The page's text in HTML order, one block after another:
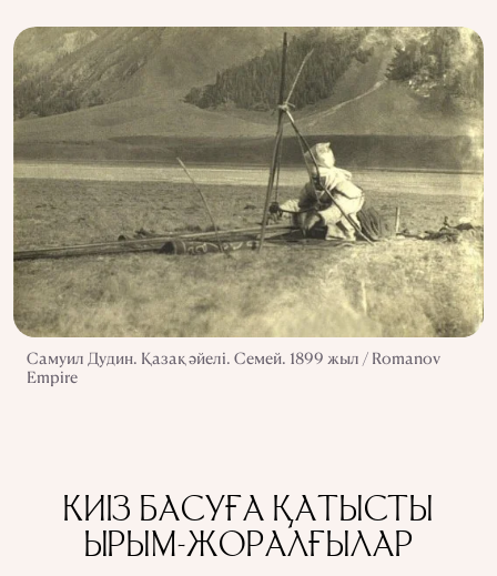
Самуил Дудин. Қазақ әйелі. Семей. 1899 жыл / Romanov
Empire
КИІЗ БАСУҒА ҚАТЫСТЫ
ЫРЫМ-ЖОРАЛҒЫЛАР